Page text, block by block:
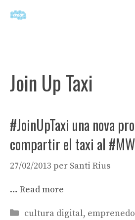
Join Up Taxi
#JoinUpTaxi una nova
compartir el taxi al
27/02/2013 per Santi Rius
… Read more
Categories
cultura digital,